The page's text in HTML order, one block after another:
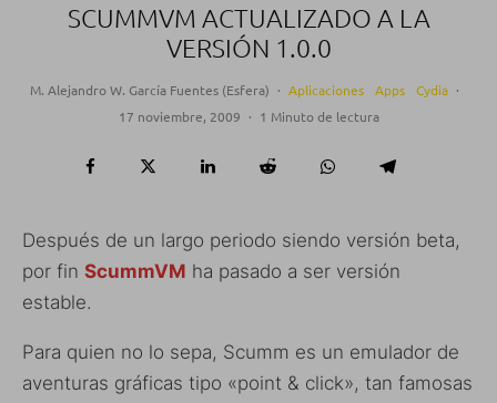
SCUMMVM ACTUALIZADO A LA
VERSIÓN 1.0.0
M. Alejandro W. García Fuentes (Esfera) · Aplicaciones Apps Cydia ·
17 noviembre, 2009 · 1 Minuto de lectura
Después de un largo periodo siendo versión beta,
por fin ScummVM ha pasado a ser versión
estable.
Para quien no lo sepa, Scumm es un emulador de
aventuras gráficas tipo «point & click», tan famosas